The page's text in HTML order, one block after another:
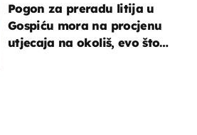
Pogon za preradu litija u
Gospiću mora na procjenu
utjecaja na okoliš, evo što